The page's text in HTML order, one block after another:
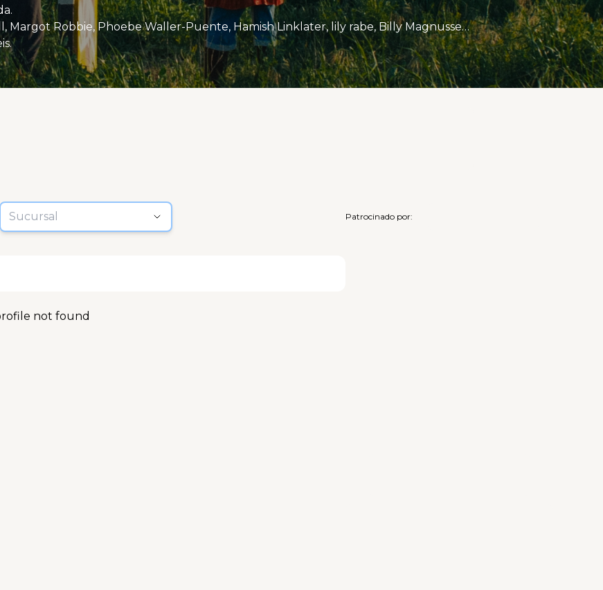
Colin Farrell, Margot Robbie, Phoebe Waller-Puente, Hamish Linklater, lily rabe, Billy Magnussen, Yuvi Hecht, Shelby Simmons, Jodie Turner-Smith, Sara Gadón.
Sucursal Patrocinado por: